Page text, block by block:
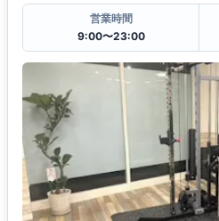
営業時間
9:00〜23:00